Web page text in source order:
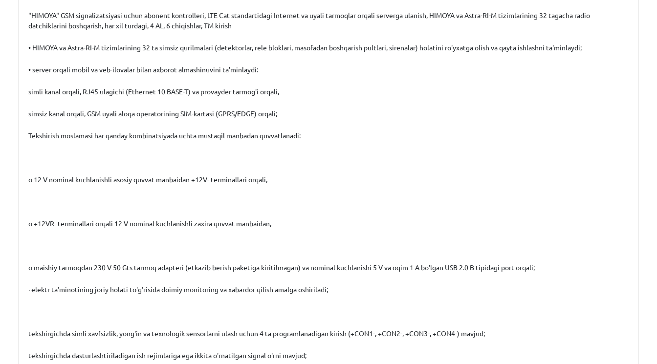
"HIMOYA" GSM signalizatsiyasi uchun abonent kontrolleri, LTE Cat standartidagi Internet va uyali tarmoqlar orqali serverga ulanish, HIMOYA va Astra-RI-M tizimlarining 32 tagacha radio
datchiklarini boshqarish, har xil turdagi, 4 AL, 6 chiqishlar, TM kirish
• HIMOYA va Astra-RI-M tizimlarining 32 ta simsiz qurilmalari (detektorlar, rele bloklari, masofadan boshqarish pultlari, sirenalar) holatini ro'yxatga olish va qayta ishlashni ta'minlaydi;
• server orqali mobil va veb-ilovalar bilan axborot almashinuvini ta'minlaydi:
simli kanal orqali, RJ45 ulagichi (Ethernet 10 BASE-T) va provayder tarmog'i orqali,
simsiz kanal orqali, GSM uyali aloqa operatorining SIM-kartasi (GPRS/EDGE) orqali;
Tekshirish moslamasi har qanday kombinatsiyada uchta mustaqil manbadan quvvatlanadi:
o 12 V nominal kuchlanishli asosiy quvvat manbaidan +12V- terminallari orqali,
o +12VR- terminallari orqali 12 V nominal kuchlanishli zaxira quvvat manbaidan,
o maishiy tarmoqdan 230 V 50 Gts tarmoq adapteri (etkazib berish paketiga kiritilmagan) va nominal kuchlanishi 5 V va oqim 1 A bo'lgan USB 2.0 B tipidagi port orqali;
· elektr ta'minotining joriy holati to'g'risida doimiy monitoring va xabardor qilish amalga oshiriladi;
tekshirgichda simli xavfsizlik, yong'in va texnologik sensorlarni ulash uchun 4 ta programlanadigan kirish (+CON1-, +CON2-, +CON3-, +CON4-) mavjud;
tekshirgichda dasturlashtiriladigan ish rejimlariga ega ikkita o'rnatilgan signal o'rni mavjud;